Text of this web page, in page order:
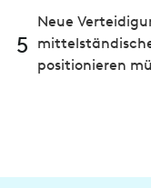
5
Neue
positionieren